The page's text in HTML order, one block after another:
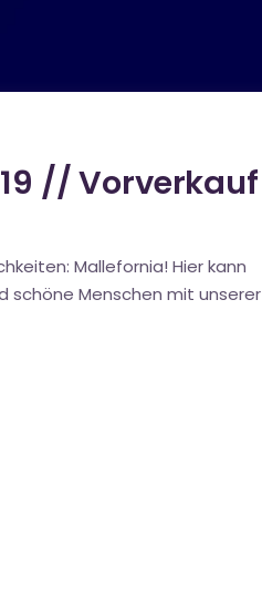
// Vorverkauf
Mallefornia! Hier kann
schöne Menschen mit unserer